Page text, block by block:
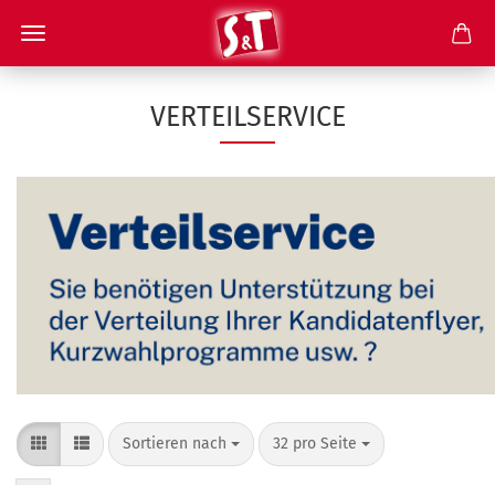
VERTEILSERVICE
Sortieren nach
Sortieren nach 32 pro Seite
pro Seite